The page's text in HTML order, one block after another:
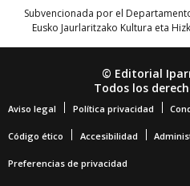
Subvencionada por el
Eusko Jaurlaritzako Kultura eta
© Editorial
Todos los
Aviso legal Política privacidad
Código ético Accesibilidad
Preferencias de privacidad